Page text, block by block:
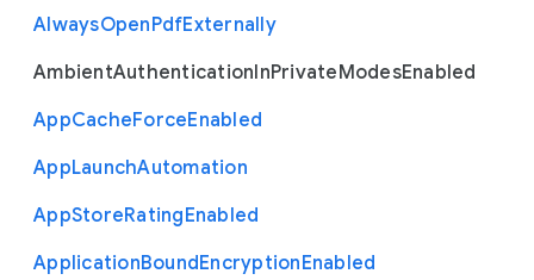
AlwaysOpenPdfExternally
AmbientAuthenticationInPrivateModesEnabled
AppCacheForceEnabled
AppLaunchAutomation
AppStoreRatingEnabled
ApplicationBoundEncryptionEnabled